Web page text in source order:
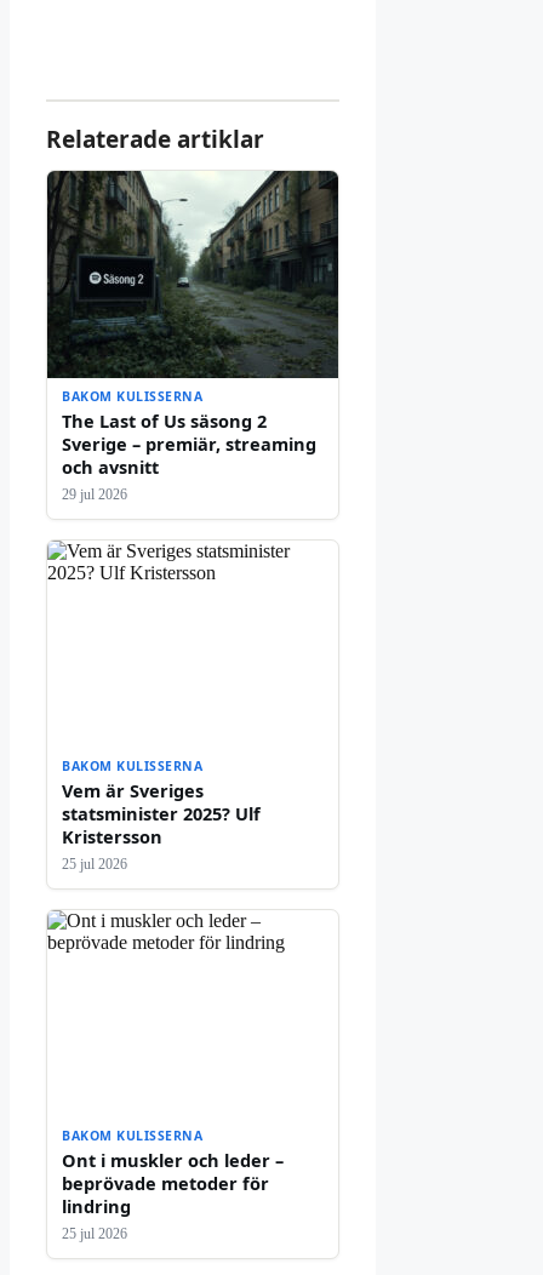
Relaterade artiklar
BAKOM KULISSERNA
The Last of Us säsong 2
Sverige – premiär, streaming
och avsnitt
29 jul 2026
BAKOM KULISSERNA
Vem är Sveriges
statsminister 2025? Ulf
Kristersson
25 jul 2026
BAKOM KULISSERNA
Ont i muskler och leder –
beprövade metoder för
lindring
25 jul 2026